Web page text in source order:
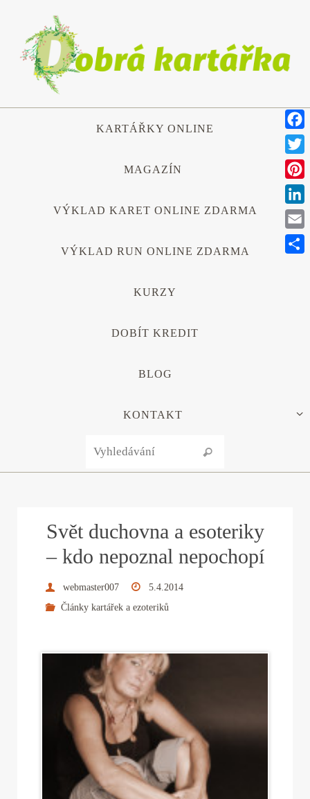
obsah
KARTÁŘKY ONLINE
MAGAZÍN
VÝKLAD KARET ONLINE ZDARMA
VÝKLAD RUN ONLINE ZDARMA
KURZY
DOBÍT KREDIT
BLOG
KONTAKT
Vyhledávání
Svět duchovna a esoteriky
– kdo nepoznal nepochopí
webmaster007
5.4.2014
Články kartářek a ezoteriků